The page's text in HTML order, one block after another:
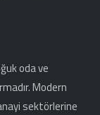
oda ve
Modern
sektörlerine